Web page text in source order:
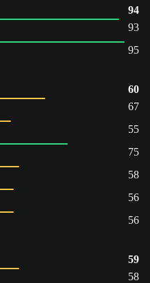
94
93
95
60
67
55
75
58
56
56
59
58